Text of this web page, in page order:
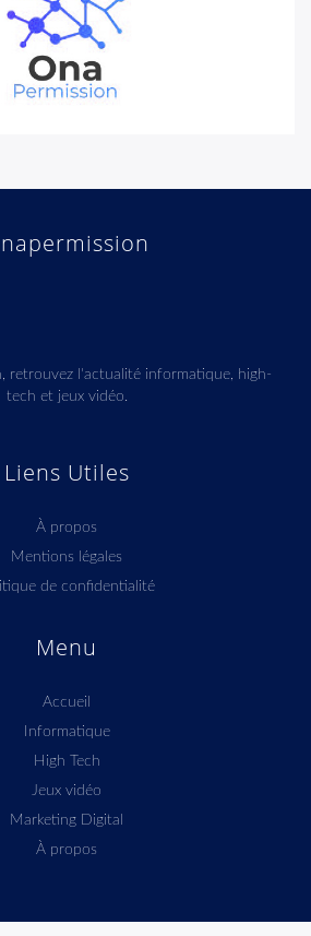
retrouvez l'actualité informatique, high-
tech et jeux vidéo.
Liens Utiles
À propos
Mentions légales
de confidentialité
Menu
Accueil
Informatique
High Tech
Jeux vidéo
Marketing Digital
À propos